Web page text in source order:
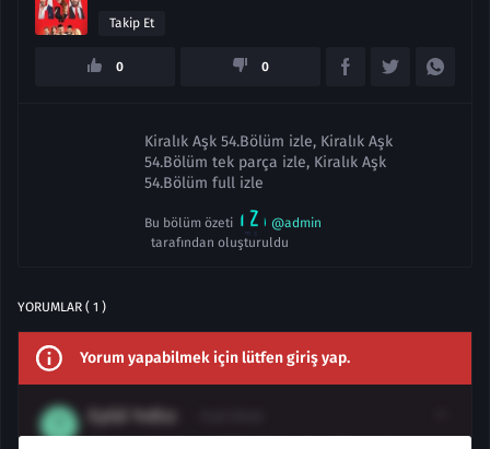
Takip Et
0 0
Kiralık Aşk 54.Bölüm izle, Kiralık Aşk
54.Bölüm tek parça izle, Kiralık Aşk
54.Bölüm full izle
Bu bölüm özeti
@admin
tarafından oluşturuldu
YORUMLAR ( 1 )
Yorum yapabilmek için lütfen giriş yap.
Eylül Yıdlız